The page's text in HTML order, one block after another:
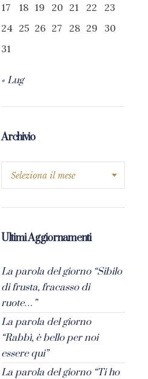
17
18 19 20 21 22
23
24 25 26 27 28 29
30
31
« Lug
Archivio
Ultimi Aggiornamenti
La parola del giorno “Sibilo
di frusta, fracasso di
ruote…”
La parola del giorno
“Rabbì, è bello per noi
essere qui”
La parola del giorno “Ti ho